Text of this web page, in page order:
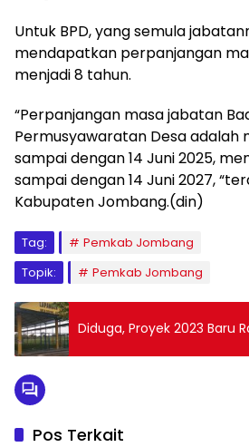
Untuk BPD, yang semula
mendapatkan perpanjangan
menjadi 8 tahun.
“Perpanjangan masa jabatan
Permusyawaratan Desa adalah
sampai dengan 14 Juni 2025,
sampai dengan 14 Juni 2027,
Kabupaten Jombang.(din)
Tag:
Pemkab Jombang
Topik:
Pemkab Jombang
Diduga, Proyek 2023 Baru
Pos Terkait